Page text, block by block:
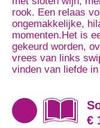
rook. Een relaas
ongemakkelijke,
momenten.Het is
gekeurd worden,
vrees van links
vinden van liefde
€